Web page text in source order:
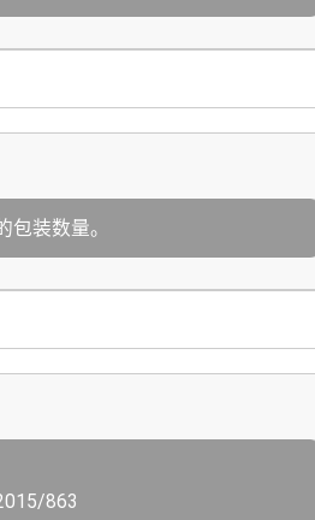
包装数量。
863